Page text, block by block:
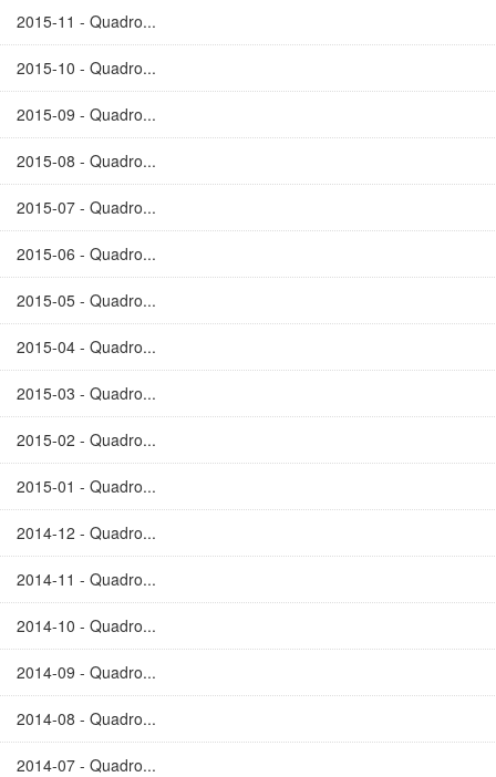
2015-11 - Quadro...
2015-10 - Quadro...
2015-09 - Quadro...
2015-08 - Quadro...
2015-07 - Quadro...
2015-06 - Quadro...
2015-05 - Quadro...
2015-04 - Quadro...
2015-03 - Quadro...
2015-02 - Quadro...
2015-01 - Quadro...
2014-12 - Quadro...
2014-11 - Quadro...
2014-10 - Quadro...
2014-09 - Quadro...
2014-08 - Quadro...
2014-07 - Quadro...